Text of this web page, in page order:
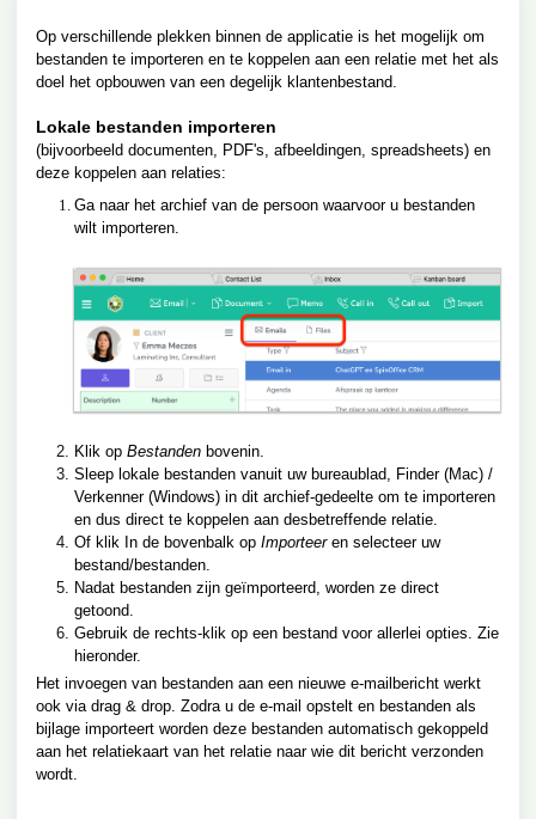
Op verschillende plekken binnen de applicatie is het mogelijk om
bestanden te importeren en te koppelen aan een relatie met het als
doel het opbouwen van een degelijk klantenbestand.
Lokale bestanden importeren
(bijvoorbeeld documenten, PDF's, afbeeldingen, spreadsheets) en
deze koppelen aan relaties:
Ga naar het archief van de persoon waarvoor u bestanden
wilt importeren.
Klik op Bestanden bovenin.
Sleep lokale bestanden vanuit uw bureaublad, Finder (Mac) /
Verkenner (Windows) in dit archief-gedeelte om te importeren
en dus direct te koppelen aan desbetreffende relatie.
Of klik In de bovenbalk op Importeeren selecteer uw
bestand/bestanden.
Nadat bestanden zijn geïmporteerd, worden ze direct
getoond.
Gebruik de rechts-klik op een bestand voor allerlei opties. Zie
hieronder.
Het invoegen van bestanden aan een nieuwe e-mailbericht werkt
ook via drag & drop. Zodra u de e-mail opstelt en bestanden als
bijlage importeert worden deze bestanden automatisch gekoppeld
aan het relatiekaart van het relatie naar wie dit bericht verzonden
wordt.